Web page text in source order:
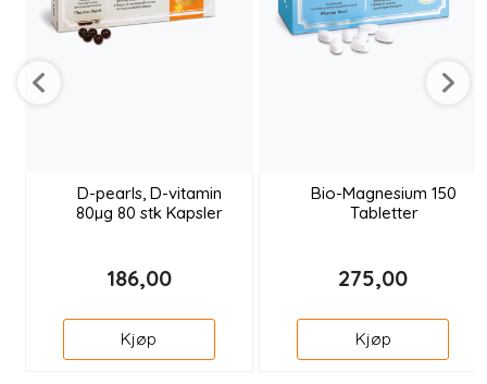
D-pearls, D-vitamin
80µg 80 stk Kapsler
186,00
Kjøp
Bio-Magnesium 150
Tabletter
275,00
Kjøp